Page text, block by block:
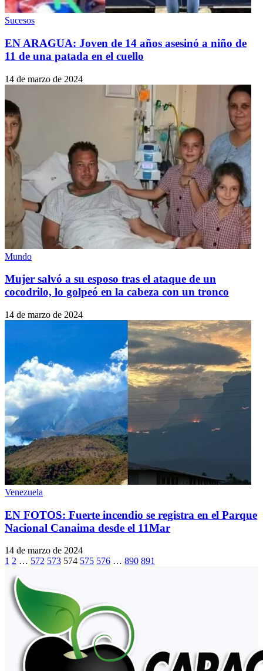
Sucesos
EN ARAGUA: Joven de 14 años asesinó a niño de
11 de una patada en el cuello
14 de marzo de 2024
Mundo
Mujer salvó a su esposo tras el ataque de un
cocodrilo, lo golpeó en la cabeza con un tronco
14 de marzo de 2024
Venezuela
EN FOTOS: Fuerte incendio se registra en el Parque
Nacional Canaima desde el 11Mar
14 de marzo de 2024
1 2 … 572 573 574 575 576 … 890 891